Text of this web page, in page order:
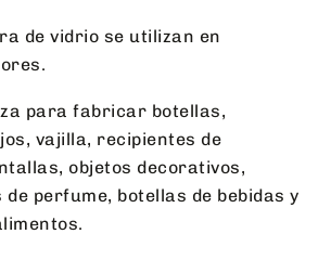
de vidrio se utilizan en
para fabricar botellas,
vajilla, recipientes de
objetos decorativos,
perfume, botellas de bebidas y